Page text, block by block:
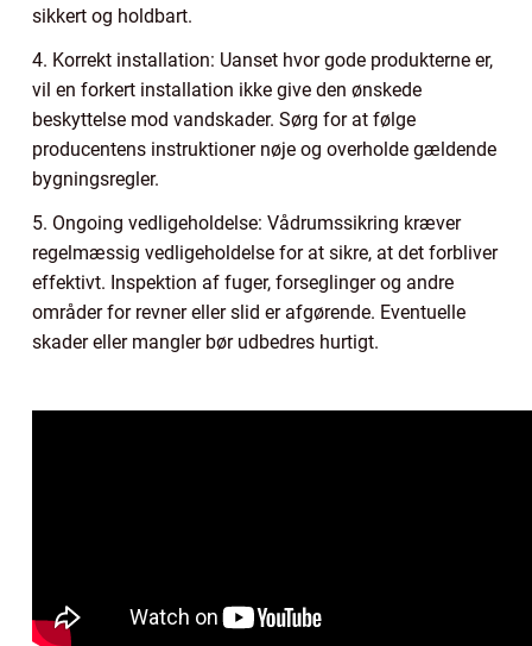
sikkert og holdbart.
4. Korrekt installation: Uanset hvor gode produkterne er,
vil en forkert installation ikke give den ønskede
beskyttelse mod vandskader. Sørg for at følge
producentens instruktioner nøje og overholde gældende
bygningsregler.
5. Ongoing vedligeholdelse: Vådrumssikring kræver
regelmæssig vedligeholdelse for at sikre, at det forbliver
effektivt. Inspektion af fuger, forseglinger og andre
områder for revner eller slid er afgørende. Eventuelle
skader eller mangler bør udbedres hurtigt.